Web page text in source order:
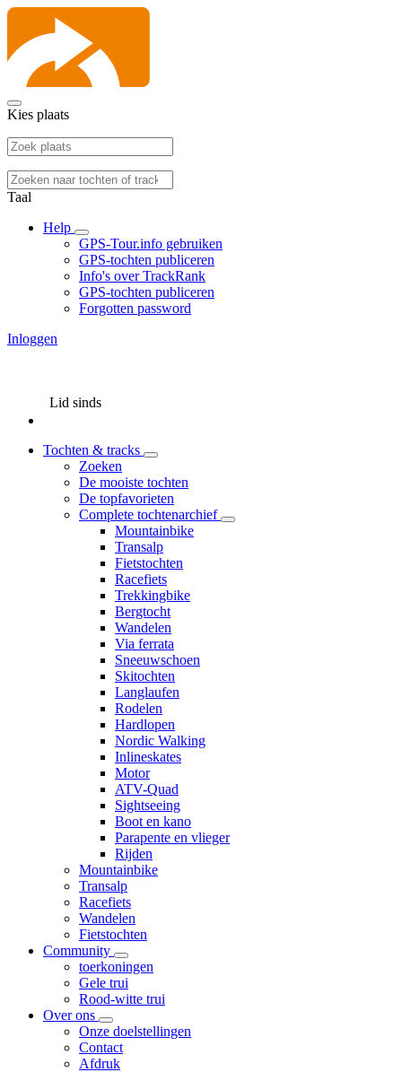
Kies plaats
Taal
Help
GPS-Tour.info gebruiken
GPS-tochten publiceren
Info's over TrackRank
GPS-tochten publiceren
Forgotten password
Inloggen
Lid sinds
Tochten & tracks
Zoeken
De mooiste tochten
De topfavorieten
Complete tochtenarchief
Mountainbike
Transalp
Fietstochten
Racefiets
Trekkingbike
Bergtocht
Wandelen
Via ferrata
Sneeuwschoen
Skitochten
Langlaufen
Rodelen
Hardlopen
Nordic Walking
Inlineskates
Motor
ATV-Quad
Sightseeing
Boot en kano
Parapente en vlieger
Rijden
Mountainbike
Transalp
Racefiets
Wandelen
Fietstochten
Community
toerkoningen
Gele trui
Rood-witte trui
Over ons
Onze doelstellingen
Contact
Afdruk